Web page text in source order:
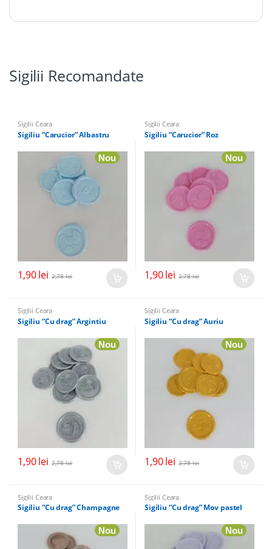
Sigilii Recomandate
Sigilii Ceara
Sigiliu “Carucior” Albastru
Nou
1,90lei 2,78lei
Sigilii Ceara
Sigiliu “Carucior” Roz
Nou
1,90lei 2,78lei
Sigilii Ceara
Sigiliu “Cu drag” Argintiu
Nou
1,90lei 2,78lei
Sigilii Ceara
Sigiliu “Cu drag” Auriu
Nou
1,90lei 2,78lei
Sigilii Ceara
Sigiliu “Cu drag” Champagne
Nou
Sigilii Ceara
Sigiliu “Cu drag” Mov pastel
Nou